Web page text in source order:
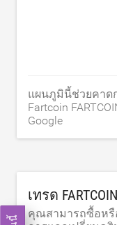
แผนภูมินี้ช่วยคาด
Fartcoin
Google
เทรด
คุณสามารถซื้อหรือ